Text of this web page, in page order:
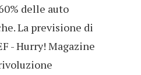
delle auto
La previsione di
- Hurry! Magazine